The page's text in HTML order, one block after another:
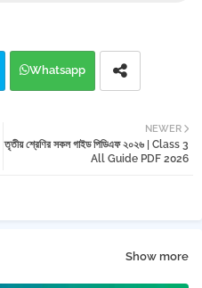
Whatsapp
NEWER
তৃতীয় শ্রেণির সকল গাইড পিডিএফ ২০২৬ | Class 3
All Guide PDF 2026
Show more